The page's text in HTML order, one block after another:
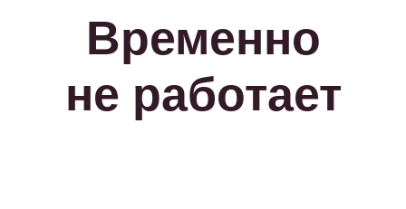
Временно
не работает